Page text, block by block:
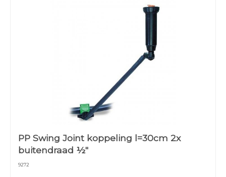
PP Swing Joint koppeling l=30cm 2x
buitendraad ½"
9272